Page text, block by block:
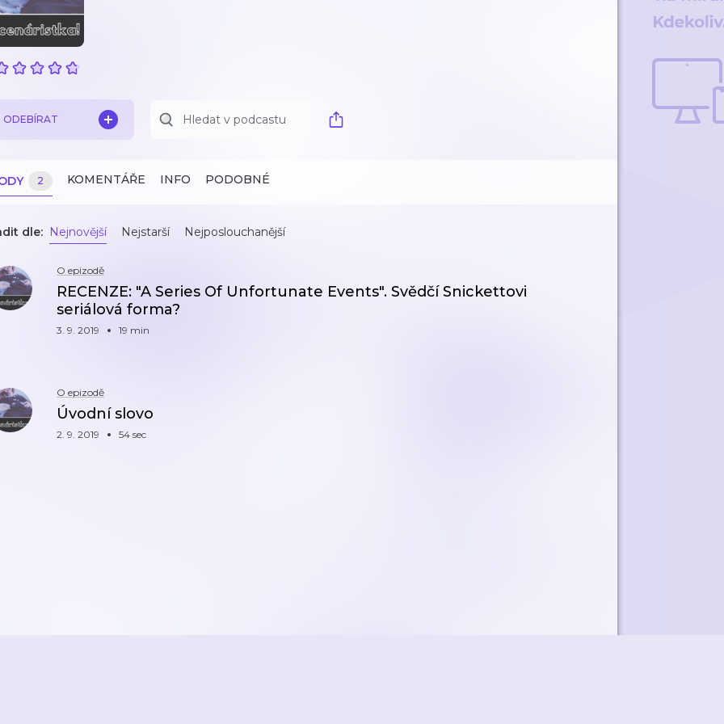
ODEBÍRAT
2 KOMENTÁŘE INFO PODOBNÉ
dle: Nejnovější Nejstarší Nejposlouchanější
O epizodě
RECENZE: "A Series Of Unfortunate Events". Svědčí Snickettovi
seriálová forma?
3. 9. 2019 19 min
O epizodě
Úvodní slovo
2. 9. 2019 54 sec